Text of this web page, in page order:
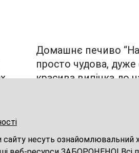
Домашнє печиво
просто чудова, дуже
красива випічка до
несуть